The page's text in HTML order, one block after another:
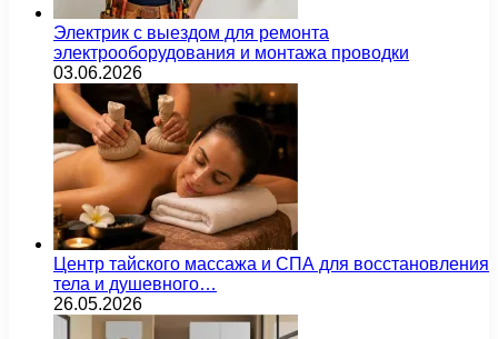
Электрик с выездом для ремонта
электрооборудования и монтажа проводки
03.06.2026
Центр тайского массажа и СПА для восстановления
тела и душевного…
26.05.2026